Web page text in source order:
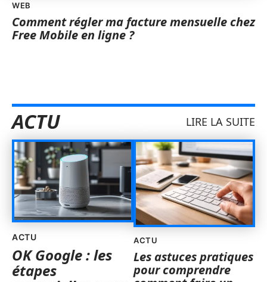
WEB
Comment régler ma facture mensuelle chez
Free Mobile en ligne ?
ACTU LIRE LA SUITE
ACTU
OK Google : les
étapes
ACTU
Les astuces pratiques
pour comprendre